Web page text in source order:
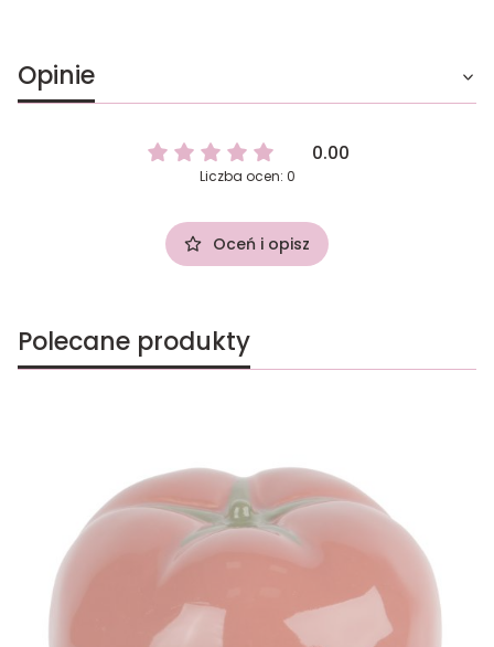
Opinie
0.00
Liczba ocen: 0
Oceń i opisz
Polecane produkty